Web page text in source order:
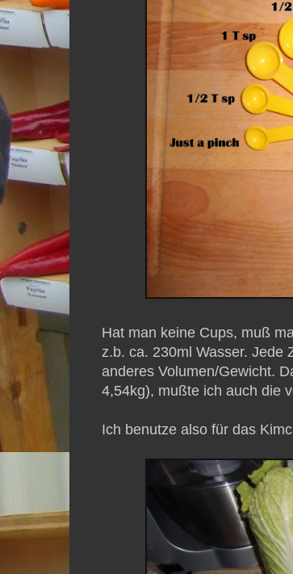
Hat man keine Cups, muß
z.b. ca. 230ml Wasser. Jede
anderes Volumen/Gewicht.
4,54kg), mußte ich auch die
Ich benutze also für das